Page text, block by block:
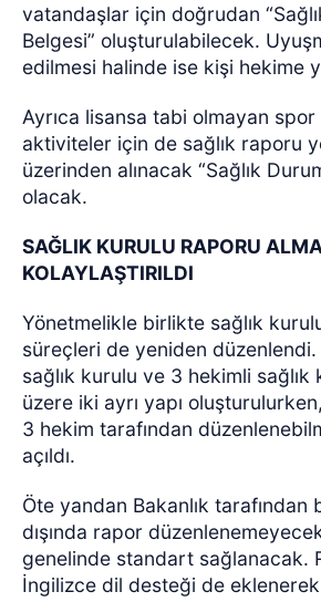
vatandaşlar için doğrudan
Belgesi” oluşturulabilecek.
edilmesi halinde ise kişi hekime
Ayrıca lisansa tabi olmayan
aktiviteler için de sağlık raporu
üzerinden alınacak “Sağlık
olacak.
SAĞLIK KURULU RAPORU
KOLAYLAŞTIRILDI
Yönetmelikle birlikte sağlık
süreçleri de yeniden
sağlık kurulu ve 3 hekimli sağlık
üzere iki ayrı yapı
3 hekim tarafından
açıldı.
Öte yandan Bakanlık
dışında rapor
genelinde standart sağlanacak.
İngilizce dil desteği de eklenerek